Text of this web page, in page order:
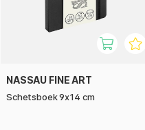
NASSAU FINE ART
Schetsboek 9x14 cm